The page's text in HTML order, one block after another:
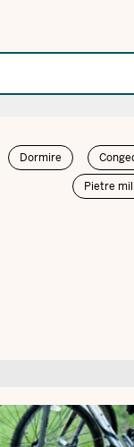
Dormire
Pietre